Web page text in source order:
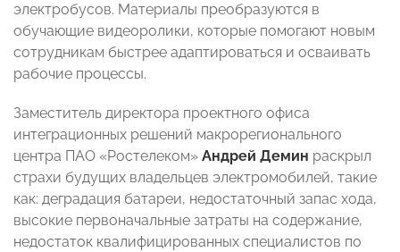
электробусов. Материалы преобразуются в
обучающие видеоролики, которые помогают новым
сотрудникам быстрее адаптироваться и осваивать
рабочие процессы.
Заместитель директора проектного офиса
интеграционных решений макрорегионального
центра ПАО «Ростелеком» Андрей Демин раскрыл
страхи будущих владельцев электромобилей, такие
как: деградация батареи, недостаточный запас хода,
высокие первоначальные затраты на содержание,
недостаток квалифицированных специалистов по